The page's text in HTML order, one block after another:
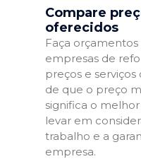
Compare
oferecidos
Faça
empresas de
preços e
de que o preço
significa o
levar em
trabalho e a
empresa.